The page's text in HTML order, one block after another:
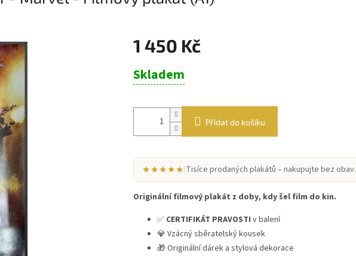
1 450 Kč
cena:
Skladem
Přidat do košíku
★★★★★|Tisíce prodaných plakátů – nakupujte bez obav.
Originální filmový plakát z doby, kdy šel film do kin.
✅ CERTIFIKÁT PRAVOSTI v balení
💎 Vzácný sběratelský kousek
🎁 Originální dárek a stylová dekorace